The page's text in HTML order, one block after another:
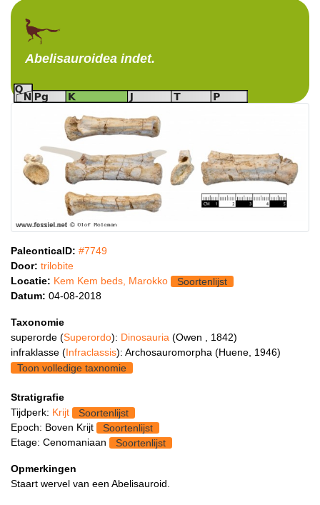
Abelisauroidea indet.
PaleonticaID: #7749
Door: trilobite
Locatie: Kem Kem beds, Marokko
Soortenlijst
Datum: 04-08-2018
Taxonomie
superorde (Superordo): Dinosauria (Owen , 1842)
infraklasse (Infraclassis): Archosauromorpha (Huene, 1946)
Toon volledige taxnomie
Stratigrafie
Tijdperk: Krijt
Soortenlijst
Epoch: Boven Krijt
Soortenlijst
Etage: Cenomaniaan
Soortenlijst
Opmerkingen
Staart wervel van een Abelisauroid.